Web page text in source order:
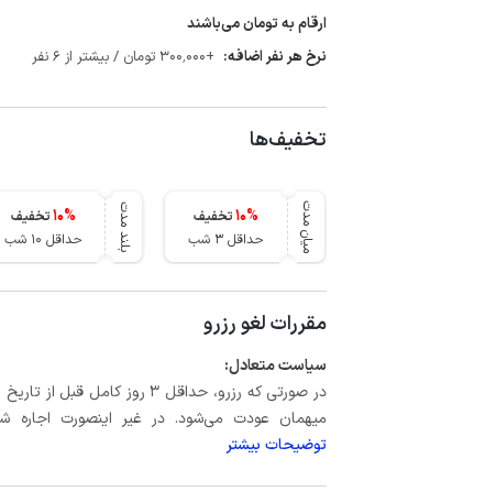
ارقام به تومان می‌باشند
نرخ هر نفر اضافه: +300٬000 تومان / بیشتر از 6 نفر
تخفیف‌ها
میان مدت 10%
تخفیف
حداقل 3 شب
بلند مدت 10%
تخفیف
حداقل 10 شب
مقررات لغو رزرو
سیاست متعادل:
میهمان عودت می‌شود. در غیر اینصورت اجاره شب اول بعلاوه حداکثر 15
توضیحات بیشتر